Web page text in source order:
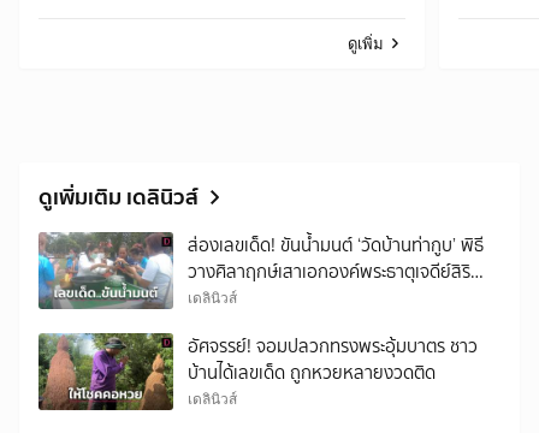
ดูเพิ่ม
ดูเพิ่มเติม เดลินิวส์
ส่องเลขเด็ด! ขันน้ำมนต์ ‘วัดบ้านท่ากูบ’ พิธี
วางศิลาฤกษ์เสาเอกองค์พระธาตุเจดีย์สิริ
มงคล
เดลินิวส์
อัศจรรย์! จอมปลวกทรงพระอุ้มบาตร ชาว
บ้านได้เลขเด็ด ถูกหวยหลายงวดติด
เดลินิวส์